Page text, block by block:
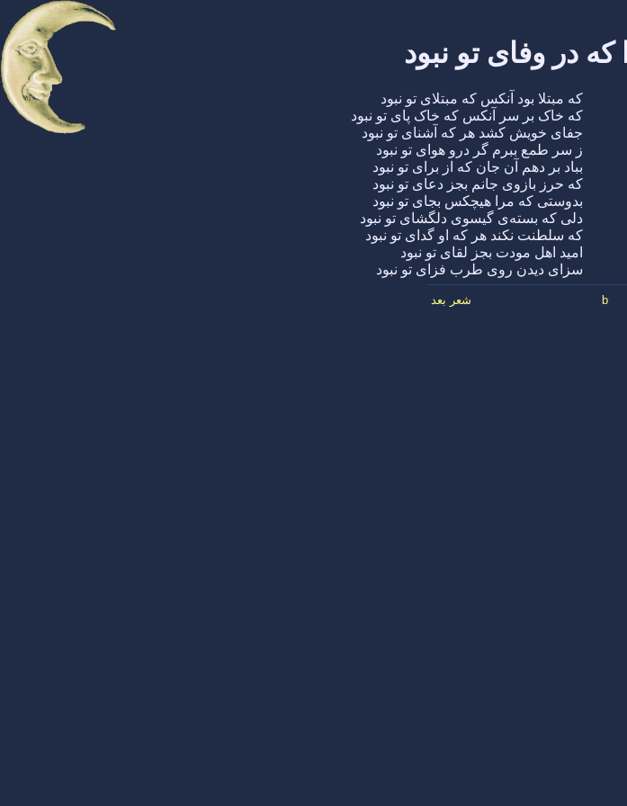
که در وفای تو نبود
که مبتلا بود آنکس که مبتلای تو نبود
که خاک بر سر آنکس که خاک پای تو نبود
جفای خویش کشد هر که آشنای تو نبود
ز سر طمع ببرم گر درو هوای تو نبود
بباد بر دهم آن جان که از برای تو نبود
که حرز بازوی جانم بجز دعای تو نبود
بدوستی که مرا هیچکس بجای تو نبود
دلی که بسته‌ی گیسوی دلگشای تو نبود
که سلطنت نکند هر که او گدای تو نبود
امید اهل مودت بجز لقای تو نبود
سزای دیدن روی طرب فزای تو نبود
b شعر بعد